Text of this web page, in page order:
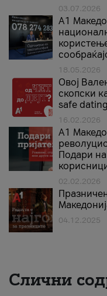
03.07.2026
A1
18.05.2026
Овој
скопски
safe dating
16.02.2026
А1
Подари
02.02.2026
04.12.2025
Слични